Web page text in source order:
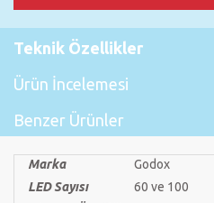
Teknik Özellikler
Ürün İncelemesi
Benzer Ürünler
Marka Godox
LED Sayısı
60 ve 100